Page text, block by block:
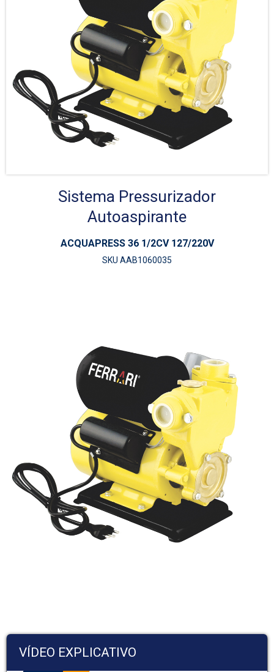
Sistema Pressurizador
Autoaspirante
ACQUAPRESS 36 1/2CV 127/220V
SKU AAB1060035
VÍDEO EXPLICATIVO